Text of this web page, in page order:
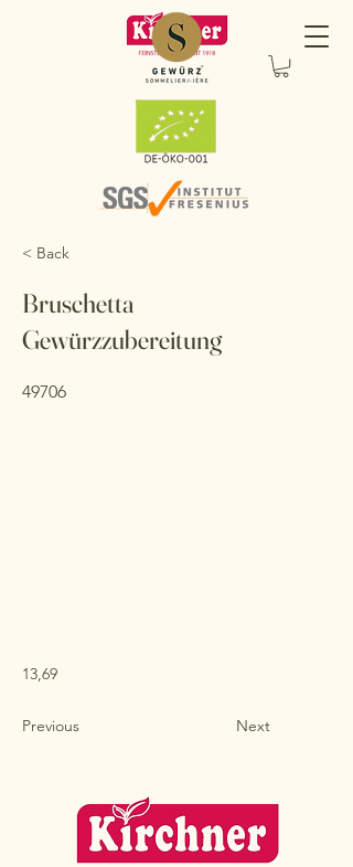
< Back
Bruschetta
Gewürzzubereitung
49706
13,69
Previous Next